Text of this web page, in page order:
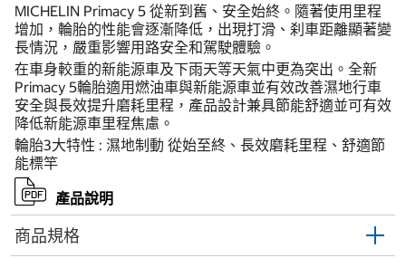
MICHELIN Primacy 5 從新到舊、安全始終。隨著使用里程
增加，輪胎的性能會逐漸降低，出現打滑、刹車距離顯著變
長情況，嚴重影響用路安全和駕駛體驗。
在車身較重的新能源車及下雨天等天氣中更為突出。全新
Primacy 5輪胎適用燃油車與新能源車並有效改善濕地行車
安全與長效提升磨耗里程，產品設計兼具節能舒適並可有效
降低新能源車里程焦慮。
輪胎3大特性 : 濕地制動 從始至終、長效磨耗里程、舒適節
能標竿
產品說明
商品規格